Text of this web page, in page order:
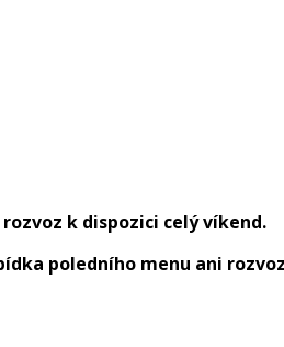
k dispozici celý víkend.
poledního menu ani